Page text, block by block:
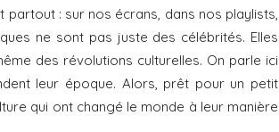
: sur nos écrans, dans nos playlists,
ne sont pas juste des célébrités. Elles
des révolutions culturelles. On parle ici
leur époque. Alors, prêt pour un petit
qui ont changé le monde à leur manière